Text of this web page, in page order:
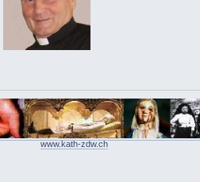
www.kath-zdw.ch